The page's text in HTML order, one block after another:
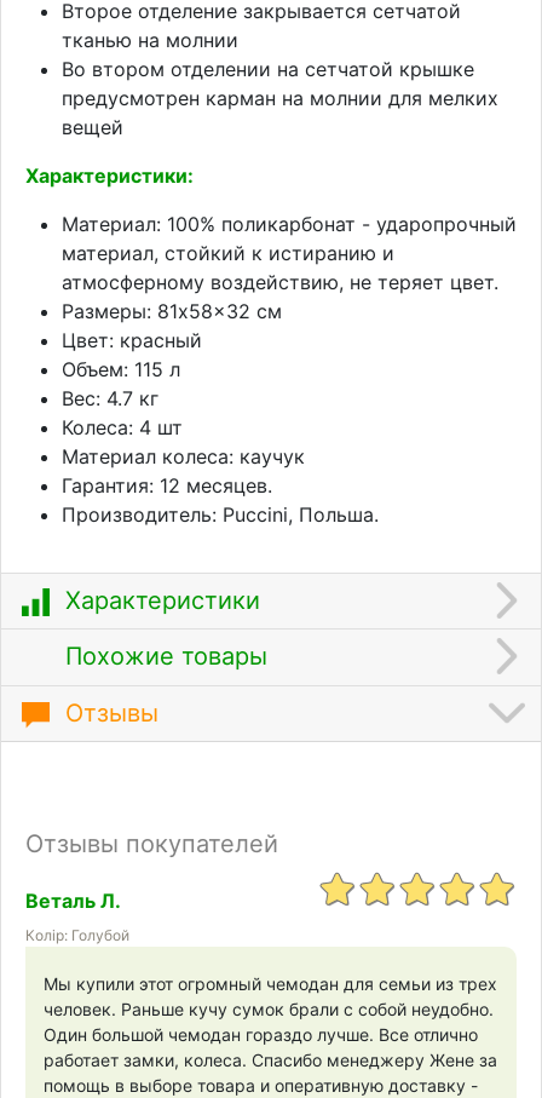
Второе отделение закрывается сетчатой
тканью на молнии
Во втором отделении на сетчатой крышке
предусмотрен карман на молнии для мелких
вещей
Характеристики:
Материал: 100% поликарбонат - ударопрочный
материал, стойкий к истиранию и
атмосферному воздействию, не теряет цвет.
Размеры: 81x58x32 см
Цвет: красный
Объем: 115 л
Вес: 4.7 кг
Колеса: 4 шт
Материал колеса: каучук
Гарантия: 12 месяцев.
Производитель: Puccini, Польша.
Характеристики
Похожие товары
Отзывы
Отзывы покупателей
Веталь Л.
Колір: Голубой
Мы купили этот огромный чемодан для семьи из трех
человек. Раньше кучу сумок брали с собой неудобно.
Один большой чемодан гораздо лучше. Все отлично
работает замки, колеса. Спасибо менеджеру Жене за
помощь в выборе товара и оперативную доставку -